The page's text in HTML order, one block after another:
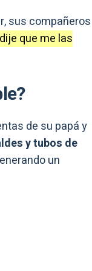
sus compañeros
que me las
de su papá y
y tubos de
un